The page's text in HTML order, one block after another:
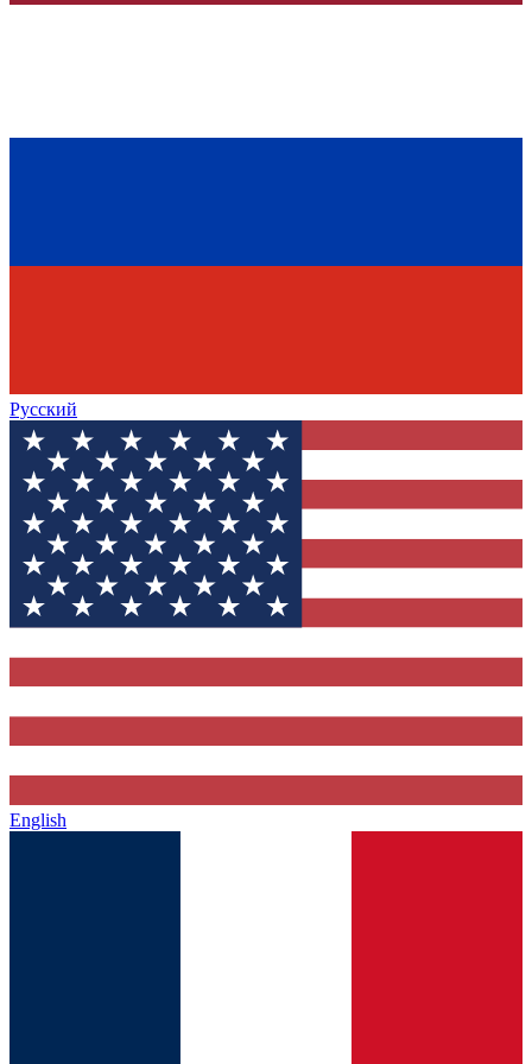
Русский
English